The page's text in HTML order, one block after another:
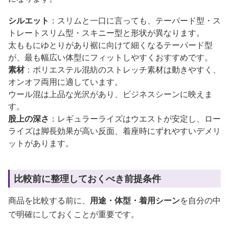
シルエット ：スリムと一口に言っても、テーパード型・ス
トレートスリム型・スキニー型と形状が異なります。
太ももにゆとりがあり裾に向けて細くなるテーパード型
が、最も幅広い体型にフィットしやすくおすすめです。
素材：ポリエステル混紡のストレッチ素材は動きやすく、
オンオフ両用に適しています。
ウール混は上品な光沢があり、ビジネスシーンに映えま
す。
股上の深さ ：レギュラーライズはウエストが安定し、ロー
ライズは脚長効果が高い反面、着座時にずれやすいデメリ
ットがあります。
比較前に整理しておくべき前提条件
商品を比較する前に、 用途・体型・着用シーンを自分の中
で明確にしておくことが重要です。